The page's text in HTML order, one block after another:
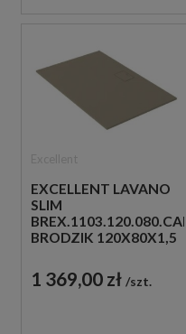
EXCELLENT LAVANO
SLIM
BREX.1103.120.080.CAN
BRODZIK 120X80X1,5
1 369,00 zł szt.